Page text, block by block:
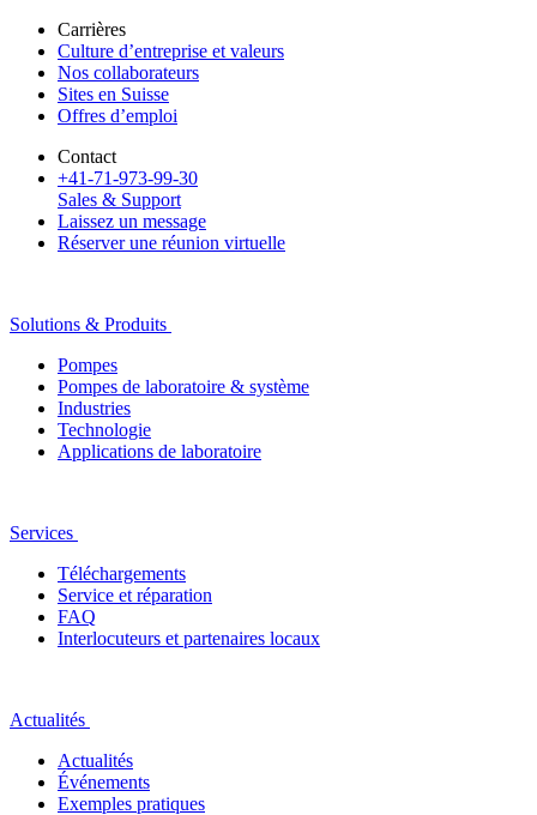
Carrières
Culture d’entreprise et valeurs
Nos collaborateurs
Sites en Suisse
Offres d’emploi
Contact
+41-71-973-99-30
Sales & Support
Laissez un message
Réserver une réunion virtuelle
Solutions & Produits
Pompes
Pompes de laboratoire & système
Industries
Technologie
Applications de laboratoire
Services
Téléchargements
Service et réparation
FAQ
Interlocuteurs et partenaires locaux
Actualités
Actualités
Événements
Exemples pratiques